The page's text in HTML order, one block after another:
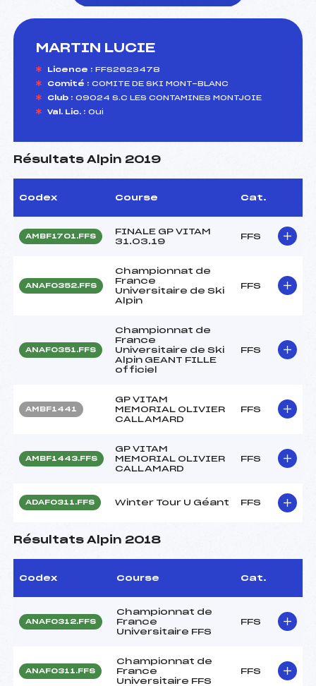
MARTIN LUCIE
Licence : FFS2623478
Comité : COMITE DE SKI MONT-BLANC
Club : 09024 S.C LES CONTAMINES MONTJOIE
Val. Lic. : Oui
Résultats Alpin 2019
Codex Course Cat.
AMBF1701.FFS
FINALE GP VITAM
31.03.19
FFS
ANAF0352.FFS
Championnat de
France
Universitaire de Ski
Alpin
FFS
ANAF0351.FFS
Championnat de
France
Universitaire de Ski
Alpin GEANT FILLE
officiel
FFS
AMBF1441
GP VITAM
MEMORIAL OLIVIER
CALLAMARD
FFS
AMBF1443.FFS
GP VITAM
MEMORIAL OLIVIER
CALLAMARD
FFS
ADAF0311.FFS Winter Tour U Géant FFS
Résultats Alpin 2018
Codex Course Cat.
ANAF0312.FFS
Championnat de
France
Universitaire FFS
FFS
ANAF0311.FFS
Championnat de
France
Universitaire FFS
FFS